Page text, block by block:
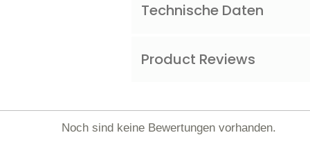
Technische Daten
Product Reviews
Noch sind keine Bewertungen vorhanden.